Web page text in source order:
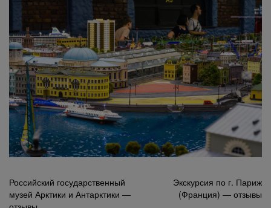
Навигация
Российский государственный
музей Арктики и Антарктики —
Экскурсия по г. Париж
(Франция) — отзывы